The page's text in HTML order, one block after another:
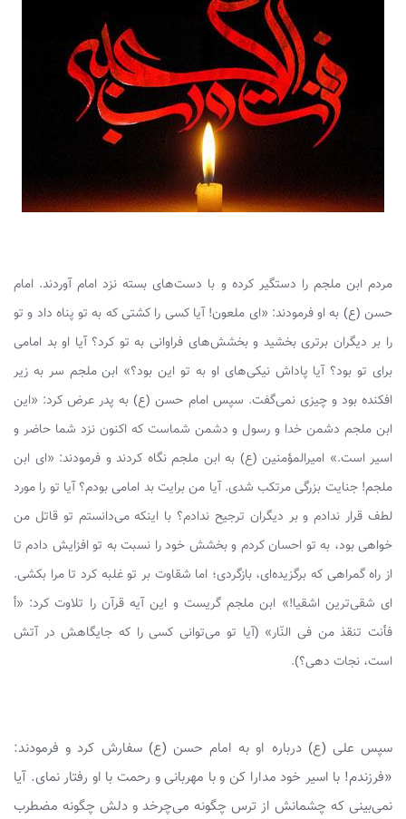
مردم ابن ملجم را دستگیر کرده و با دست‌های بسته نزد امام آوردند. امام
حسن (ع) به او فرمودند: «ای ملعون! آیا کسی را کشتی که به تو پناه داد و تو
را بر دیگران برتری بخشید و بخشش‌های فراوانی به تو کرد؟ آیا او بد امامی
برای تو بود؟ آیا پاداش نیکی‌های او به تو این بود؟» ابن ملجم سر به زیر
افکنده بود و چیزی نمی‌گفت. سپس امام حسن (ع) به پدر عرض کرد: «این
ابن ملجم دشمن خدا و رسول و دشمن شماست که اکنون نزد شما حاضر و
اسیر است.» امیرالمؤمنین (ع) به ابن ملجم نگاه کردند و فرمودند: «ای ابن
ملجم! جنایت بزرگی مرتکب شدی. آیا من برایت بد امامی بودم؟ آیا تو را مورد
لطف قرار ندادم و بر دیگران ترجیح ندادم؟ با اینکه می‌دانستم تو قاتل من
خواهی بود، به تو احسان کردم و بخشش خود را نسبت به تو افزایش دادم تا
از راه گمراهی که برگزیده‌ای، بازگردی؛ اما شقاوت بر تو غلبه کرد تا مرا بکشی.
ای شقی‌ترین اشقیا!» ابن ملجم گریست و این آیه قرآن را تلاوت کرد: «أ
فأنت تنقذ من فی النّار» (آیا تو می‌توانی کسی را که جایگاهش در آتش
است، نجات دهی؟).
سپس علی (ع) درباره او به امام حسن (ع) سفارش کرد و فرمودند:
«فرزندم! با اسیر خود مدارا کن و با مهربانی و رحمت با او رفتار نمای. آیا
نمی‌بینی که چشمانش از ترس چگونه می‌چرخد و دلش چگونه مضطرب